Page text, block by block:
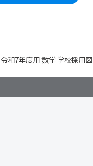
令和7年度用 数学 学校採用